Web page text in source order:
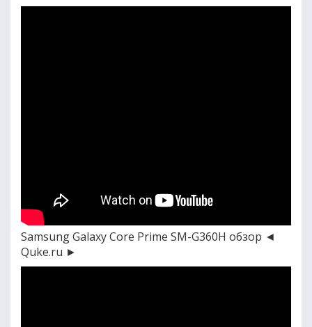
Samsung Galaxy Core Prime SM-G360H обзор ◄
Quke.ru ►